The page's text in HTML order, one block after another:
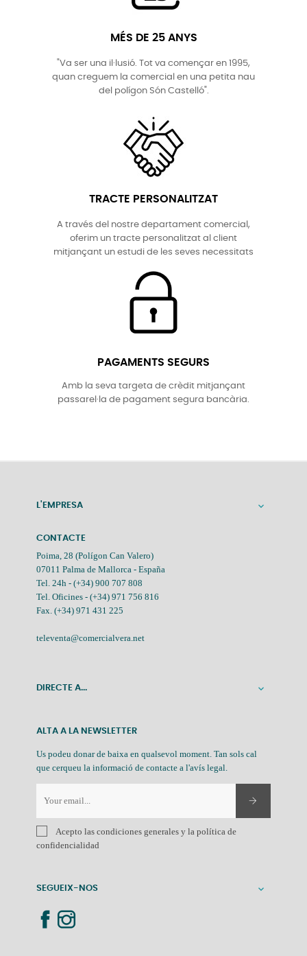
MÉS DE 25 ANYS
"Va ser una il·lusió. Tot va començar en 1995,
quan creguem la comercial en una petita nau
del polígon Són Castelló".
TRACTE PERSONALITZAT
A través del nostre departament comercial,
oferim un tracte personalitzat al client
mitjançant un estudi de les seves necessitats
PAGAMENTS SEGURS
Amb la seva targeta de crèdit mitjançant
passarel·la de pagament segura bancària.
L'EMPRESA 
CONTACTE
Poima, 28 (Polígon Can Valero)
07011 Palma de Mallorca - España
Tel. 24h - (+34) 900 707 808
Tel. Oficines - (+34) 971 756 816
Fax. (+34) 971 431 225
televenta@comercialvera.net
DIRECTE A... 
ALTA A LA NEWSLETTER
Us podeu donar de baixa en qualsevol moment. Tan sols cal
que cerqueu la informació de contacte a l'avís legal.
Acepto las condiciones generales y la política de
confidencialidad
SEGUEIX-NOS 